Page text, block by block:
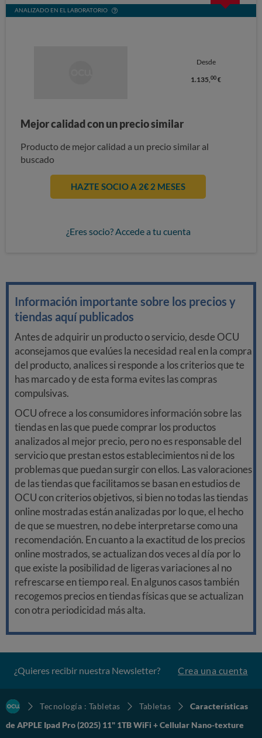
ANALIZADO EN EL LABORATORIO
Desde
1.135,00 €
Mejor calidad con un precio similar
Producto de mejor calidad a un precio similar al
buscado
HAZTE SOCIO A 2€ 2 MESES
¿Eres socio? Accede a tu cuenta
Información importante sobre los precios y
tiendas aquí publicados
Antes de adquirir un producto o servicio, desde OCU
aconsejamos que evalúes la necesidad real en la compra
del producto, analices si responde a los criterios que te
has marcado y de esta forma evites las compras
compulsivas.
OCU ofrece a los consumidores información sobre las
tiendas en las que puede comprar los productos
analizados al mejor precio, pero no es responsable del
servicio que prestan estos establecimientos ni de los
problemas que puedan surgir con ellos. Las valoraciones
de las tiendas que facilitamos se basan en estudios de
OCU con criterios objetivos, si bien no todas las tiendas
online mostradas están analizadas por lo que, el hecho
de que se muestren, no debe interpretarse como una
recomendación. En cuanto a la exactitud de los precios
online mostrados, se actualizan dos veces al día por lo
que existe la posibilidad de ligeras variaciones al no
refrescarse en tiempo real. En algunos casos también
recogemos precios en tiendas físicas que se actualizan
con otra periodicidad más alta.
¿Quieres recibir nuestra Newsletter? Crea una cuenta
Tecnología : Tabletas Tabletas
Características
de APPLE Ipad Pro (2025) 11" 1TB WiFi + Cellular Nano-texture